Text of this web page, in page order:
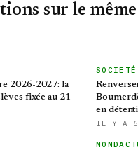
sur le même
2026-2027: la
fixée au 21
SOCIETÉ
en
IL Y A 6